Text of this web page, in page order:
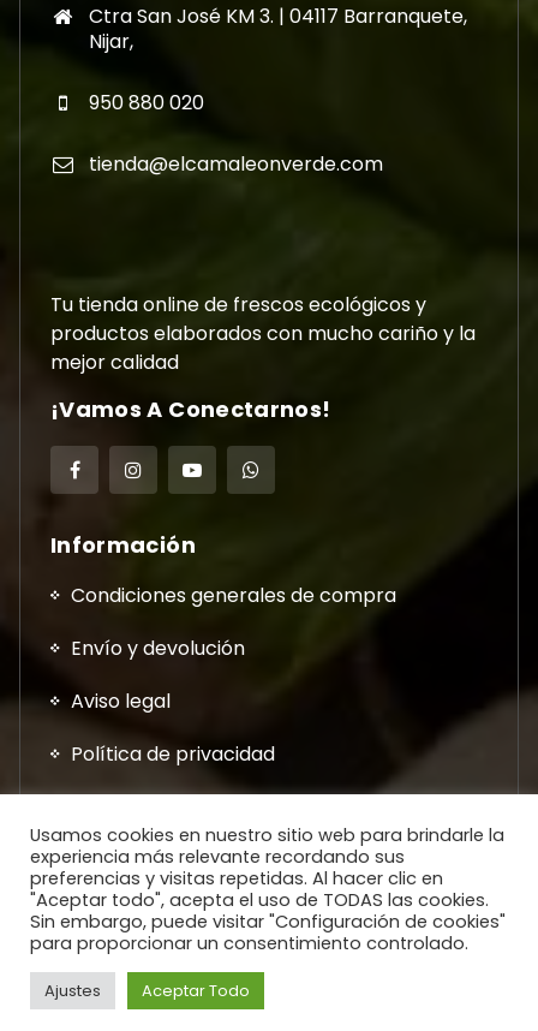
0
Ctra San José KM 3. | 04117 Barranquete,
Nijar,
950 880 020
tienda@elcamaleonverde.com
Tu tienda online de frescos ecológicos y
productos elaborados con mucho cariño y la
mejor calidad
¡Vamos A Conectarnos!
Información
Condiciones generales de compra
Envío y devolución
Aviso legal
Política de privacidad
Copyright © 2026. Todos los Derechos Reservados.
Usamos cookies en nuestro sitio web para brindarle la
experiencia más relevante recordando sus
preferencias y visitas repetidas. Al hacer clic en
"Aceptar todo", acepta el uso de TODAS las cookies.
Sin embargo, puede visitar "Configuración de cookies"
para proporcionar un consentimiento controlado.
Ajustes Aceptar Todo
0